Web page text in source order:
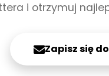
i otrzymuj
Zapisz się